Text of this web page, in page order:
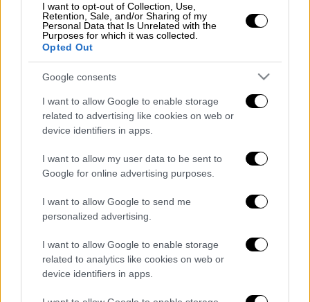
I want to opt-out of Collection, Use,
Retention, Sale, and/or Sharing of my
Personal Data that Is Unrelated with the
Purposes for which it was collected.
Opted Out
Google consents
I want to allow Google to enable storage
related to advertising like cookies on web or
device identifiers in apps.
I want to allow my user data to be sent to
Google for online advertising purposes.
I want to allow Google to send me
personalized advertising.
I want to allow Google to enable storage
related to analytics like cookies on web or
device identifiers in apps.
του καρχαρία.
Το θύμα μετά την επίθεση έφτασε στην ακτή
όπου δέχτηκε τις πρώτες βοήθειες από
γιατρούς αλλά λίγο μετά άφησε την
τελευταία της πνοή.
ΠΡΟΣΟΧΗσκληρές εικόνες: